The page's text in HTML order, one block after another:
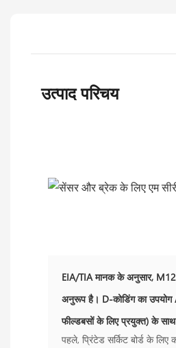
उत्पाद परिचय
EIA/TIA मानक के अनुसार,
अनुरूप है। D-कोडिंग का उपयोग
फील्डबसों के लिए प्रयुक्त) के
पहले, प्रिंटेड सर्किट बोर्ड के